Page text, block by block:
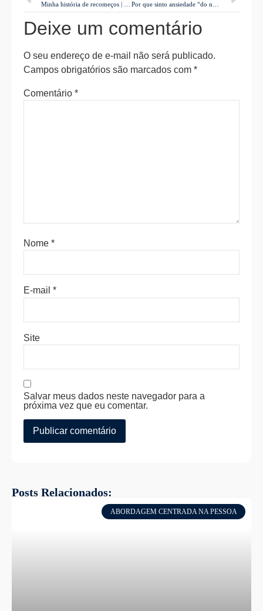
Deixe um comentário
O seu endereço de e-mail não será publicado.
Campos obrigatórios são marcados com *
Comentário *
Nome *
E-mail *
Site
Salvar meus dados neste navegador para a
próxima vez que eu comentar.
Posts Relacionados:
ABORDAGEM CENTRADA NA PESSOA